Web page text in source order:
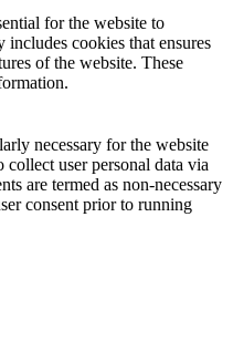
for the website to
cookies that ensures
of the website. These
necessary for the website
user personal data via
are termed as non-necessary
consent prior to running